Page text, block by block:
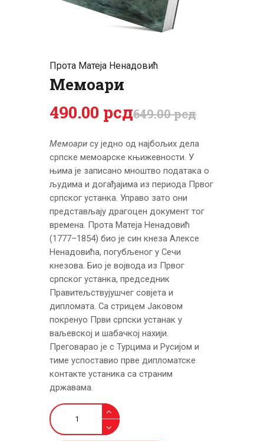
ЦЕНОВНИК
Прота Мaтеја Ненадовић
Мемоари
649.00рсд
490.00 рсд
Мемоари су једно од најбољих дела
српске мемоарске књижевности. У
њима је записано мноштво података о
људима и догађајима из периода Првог
српског устанка. Управо зато они
представљају драгоцен документ тог
времена. Прота Матеја Ненадовић
(1777–1854) био је син кнеза Алексе
Ненадовића, погубљеног у Сечи
кнезова. Био је војвода из Првог
српског устанка, председник
Правитељствујушчег совјета и
дипломата. Са стрицем Јаковом
покренуо Први српски устанак у
ваљевској и шабачкој нахији.
Преговарао је с Турцима и Русијом и
тиме успоставио прве дипломатске
контакте устаника са страним
државама.
Мемоари
количина